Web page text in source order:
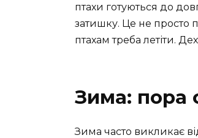
птахи готуються до
затишку. Це не просто
птахам треба летіти.
Зима: пора
Зима часто викликає